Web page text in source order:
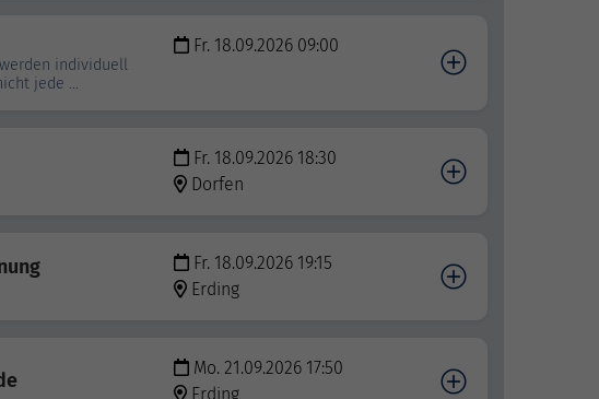
individuell
jede ...
Fr. 18.09.2026 09:00
Fr. 18.09.2026 18:30
Dorfen
Fr. 18.09.2026 19:15
Erding
Mo. 21.09.2026 17:50
Erding